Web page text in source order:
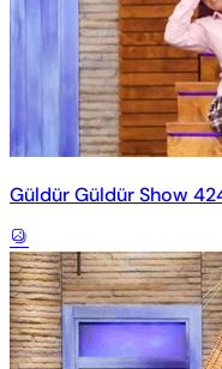
Güldür Güldür Show